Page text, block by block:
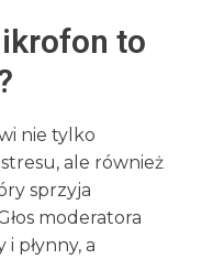
to
nie tylko
ale również
sprzyja
moderatora
płynny, a